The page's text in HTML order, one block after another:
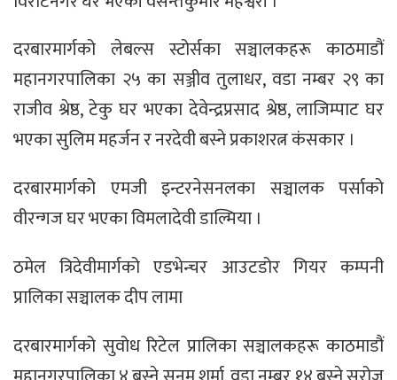
दरबारमार्गको लेबल्स स्टोर्सका सञ्चालकहरू काठमाडौं
महानगरपालिका २५ का सञ्जीव तुलाधर, वडा नम्बर २९ का
राजीव श्रेष्ठ, टेकु घर भएका देवेन्द्रप्रसाद श्रेष्ठ, लाजिम्पाट घर
भएका सुलिम महर्जन र नरदेवी बस्ने प्रकाशरत्न कंसकार ।
दरबारमार्गको एमजी इन्टरनेसनलका सञ्चालक पर्साको
वीरन्गज घर भएका विमलादेवी डाल्मिया ।
ठमेल त्रिदेवीमार्गको एडभेन्चर आउटडोर गियर कम्पनी
प्रालिका सञ्चालक दीप लामा
दरबारमार्गको सुवोध रिटेल प्रालिका सञ्चालकहरू काठमाडौं